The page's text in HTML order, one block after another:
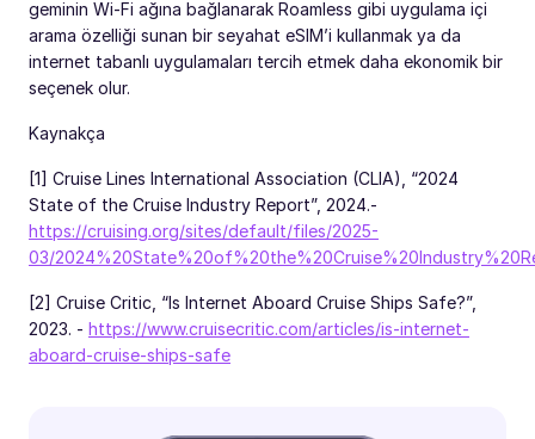
geminin Wi-Fi ağına bağlanarak Roamless gibi uygulama içi
arama özelliği sunan bir seyahat eSIM’i kullanmak ya da
internet tabanlı uygulamaları tercih etmek daha ekonomik bir
seçenek olur.
Kaynakça
[1] Cruise Lines International Association (CLIA), “2024
State of the Cruise Industry Report”, 2024.-
https://cruising.org/sites/default/files/2025-
03/
[2] Cruise Critic, “Is Internet Aboard Cruise Ships Safe?”,
2023. - https://www.cruisecritic.com/articles/is-internet-
aboard-cruise-ships-safe